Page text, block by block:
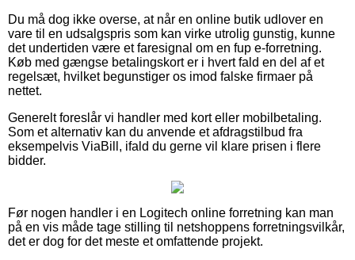
Du må dog ikke overse, at når en online butik udlover en
vare til en udsalgspris som kan virke utrolig gunstig, kunne
det undertiden være et faresignal om en fup e-forretning.
Køb med gængse betalingskort er i hvert fald en del af et
regelsæt, hvilket begunstiger os imod falske firmaer på
nettet.
Generelt foreslår vi handler med kort eller mobilbetaling.
Som et alternativ kan du anvende et afdragstilbud fra
eksempelvis ViaBill, ifald du gerne vil klare prisen i flere
bidder.
Før nogen handler i en Logitech online forretning kan man
på en vis måde tage stilling til netshoppens forretningsvilkår,
det er dog for det meste et omfattende projekt.